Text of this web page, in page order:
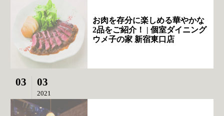
お肉を存分に楽しめる華やかな
2品をご紹介！ | 個室ダイニング
ウメ子の家 新宿東口店
03 03
2021